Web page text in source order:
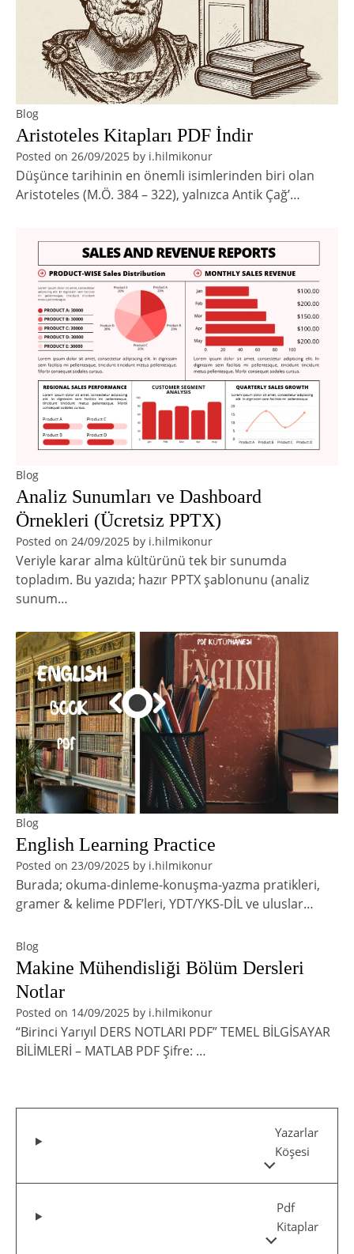
Blog
Aristoteles Kitapları PDF İndir
Posted on 26/09/2025 by i.hilmikonur
Düşünce tarihinin en önemli isimlerinden biri olan
Aristoteles (M.Ö. 384 – 322), yalnızca Antik Çağ’…
Blog
Analiz Sunumları ve Dashboard
Örnekleri (Ücretsiz PPTX)
Posted on 24/09/2025 by i.hilmikonur
Veriyle karar alma kültürünü tek bir sunumda
topladım. Bu yazıda; hazır PPTX şablonunu (analiz
sunum…
Blog
English Learning Practice
Posted on 23/09/2025 by i.hilmikonur
Burada; okuma-dinleme-konuşma-yazma pratikleri,
gramer & kelime PDF’leri, YDT/YKS-DİL ve uluslar…
Blog
Makine Mühendisliği Bölüm Dersleri
Notlar
Posted on 14/09/2025 by i.hilmikonur
“Birinci Yarıyıl DERS NOTLARI PDF” TEMEL BİLGİSAYAR
BİLİMLERİ – MATLAB PDF Şifre: …
Yazarlar
Köşesi
Pdf
Kitaplar